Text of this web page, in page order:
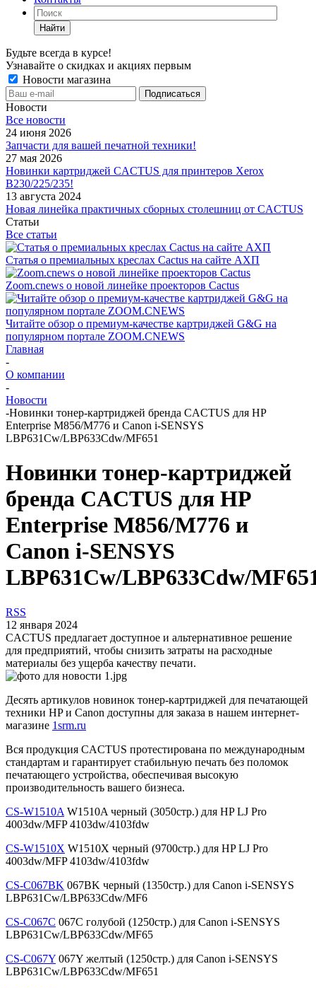
Найти
Будьте всегда в курсе!
Узнавайте о скидках и акциях первым
Новости магазина
Новости
Все новости
24 июня 2026
Запчасти для вашей печатной техники!
27 мая 2026
Новинки картриджей CACTUS для принтеров Xerox
B230/225/235!
13 августа 2024
Новая линейка практичных сборных столешниц от CACTUS
Статьи
Все статьи
Статья о премиальных креслах Cactus на сайте АХП
Zoom.cnews о новой линейке проекторов Cactus
Читайте обзор о премиум-качестве картриджей G&G на
популярном портале ZOOM.CNEWS
Главная
-
О компании
-
Новости
-Новинки тонер-картриджей бренда CACTUS для HP
Enterprise M856/M776 и Canon i-SENSYS
LBP631Cw/LBP633Cdw/MF651
Новинки тонер-картриджей
бренда CACTUS для HP
Enterprise M856/M776 и
Canon i-SENSYS
LBP631Cw/LBP633Cdw/
RSS
12 января 2024
CACTUS предлагает доступное и альтернативное решение
для предприятий, чтобы снизить затраты на расходные
материалы без ущерба качеству печати.
Десять артикулов новинок тонер-картриджей для печатающей
техники HP и Canon доступны для заказа в нашем интернет-
магазине 1srm.ru
Вся продукция CACTUS протестирована по международным
стандартам и гарантирует стабильную печать без поломок
печатающего устройства, обеспечивая высокую
производительность вашего бизнеса.
CS-W1510A W1510A черный (3050стр.) для HP LJ Pro
4003dw/MFP 4103dw/4103fdw
CS-W1510X W1510X черный (9700стр.) для HP LJ Pro
4003dw/MFP 4103dw/4103fdw
CS-C067BK 067BK черный (1350стр.) для Canon i-SENSYS
LBP631Cw/LBP633Cdw/MF6
CS-C067C 067C голубой (1250стр.) для Canon i-SENSYS
LBP631Cw/LBP633Cdw/MF65
CS-C067Y 067Y желтый (1250стр.) для Canon i-SENSYS
LBP631Cw/LBP633Cdw/MF651